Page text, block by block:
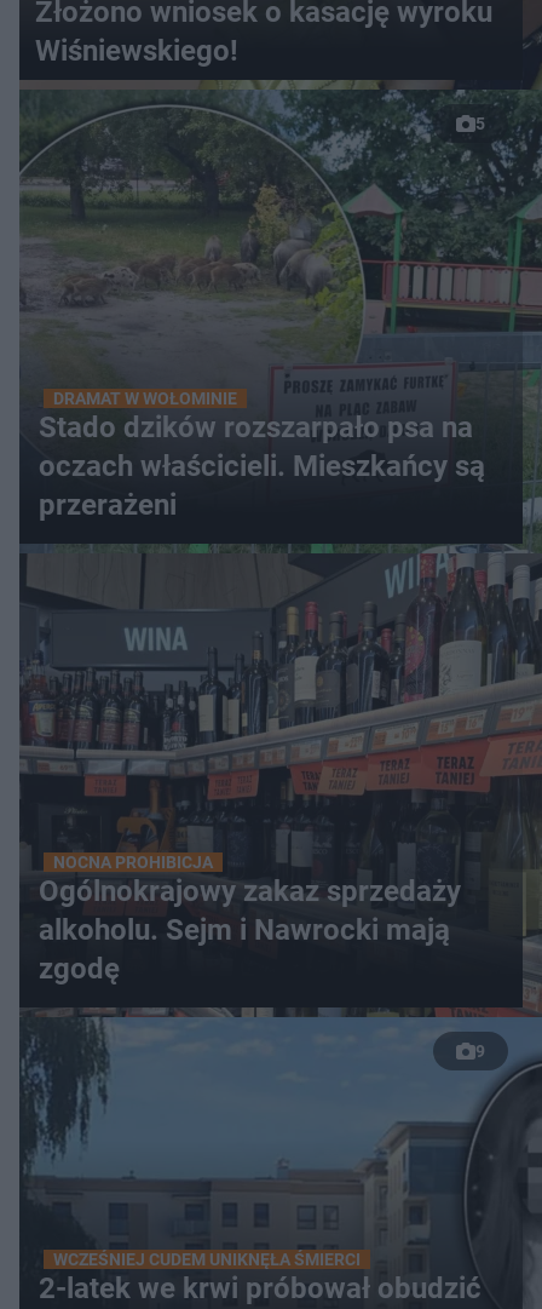
Złożono wniosek o kasację wyroku
Wiśniewskiego!
5
DRAMAT W WOŁOMINIE
Stado dzików rozszarpało psa na
oczach właścicieli. Mieszkańcy są
przerażeni
NOCNA PROHIBICJA
Ogólnokrajowy zakaz sprzedaży
alkoholu. Sejm i Nawrocki mają
zgodę
9
WCZEŚNIEJ CUDEM UNIKNĘŁA ŚMIERCI
2-latek we krwi próbował obudzić